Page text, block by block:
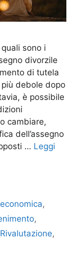
sono i
divorzile
di tutela
debole dopo
è possibile
cambiare,
dell’assegno
… Leggi
,
,
Rivalutazione,